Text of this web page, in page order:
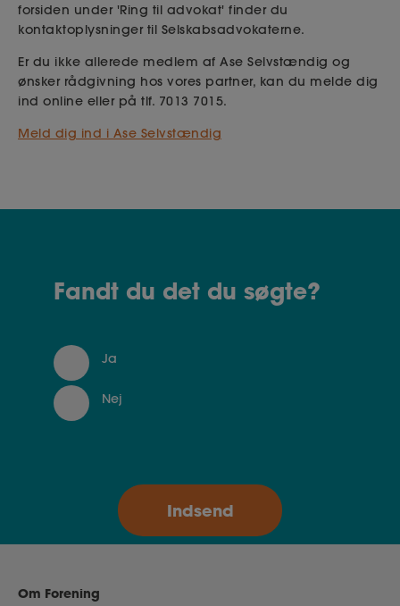
forsiden under 'Ring til advokat' finder du
kontaktoplysninger til Selskabsadvokaterne.
Er du ikke allerede medlem af Ase Selvstændig og
ønsker rådgivning hos vores partner, kan du melde dig
ind online eller på tlf. 7013 7015.
Meld dig ind i Ase Selvstændig
Fandt du det du søgte?
Ja
Nej
Om Forening